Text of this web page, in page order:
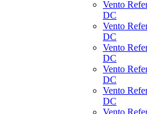
Vento
DC
Vento
DC
Vento
DC
Vento
DC
Vento
DC
Vento